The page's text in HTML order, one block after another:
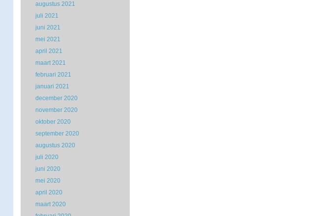
augustus 2021
juli 2021
juni 2021
mei 2021
april 2021
maart 2021
februari 2021
januari 2021
december 2020
november 2020
oktober 2020
september 2020
augustus 2020
juli 2020
juni 2020
mei 2020
april 2020
maart 2020